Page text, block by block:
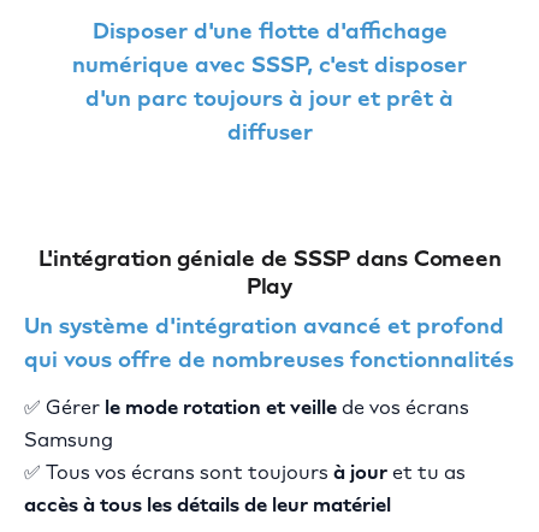
Disposer d'une flotte d'affichage
numérique avec SSSP, c'est disposer
d'un parc toujours à jour et prêt à
diffuser
L'intégration géniale de SSSP dans Comeen
Play
Un système d'intégration avancé et profond
qui vous offre de nombreuses fonctionnalités
✅ Gérer le mode rotation et veille de vos écrans
Samsung
✅ Tous vos écrans sont toujours à jour et tu as
accès à tous les détails de leur matériel